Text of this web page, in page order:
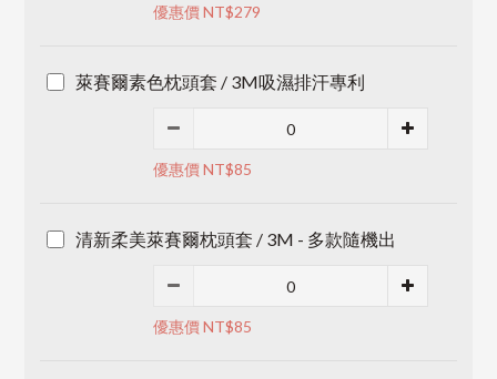
優惠價 NT$279
萊賽爾素色枕頭套 / 3M吸濕排汗專利
優惠價 NT$85
清新柔美萊賽爾枕頭套 / 3M - 多款隨機出
優惠價 NT$85